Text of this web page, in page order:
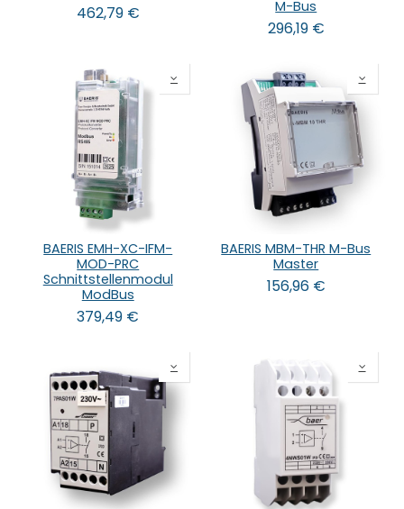
462,79€
M-Bus
296,19€
BAERIS EMH-XC-IFM-
MOD-PRC
Schnittstellenmodul
ModBus
379,49 €
BAERIS MBM-THR M-Bus
Master
156,96€